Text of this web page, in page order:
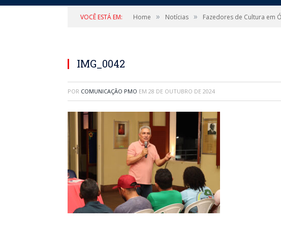
VOCÊ ESTÁ EM: Home » Notícias » Fazedores de Cultura em
IMG_0042
POR COMUNICAÇÃO PMO EM 28 DE OUTUBRO DE 2024